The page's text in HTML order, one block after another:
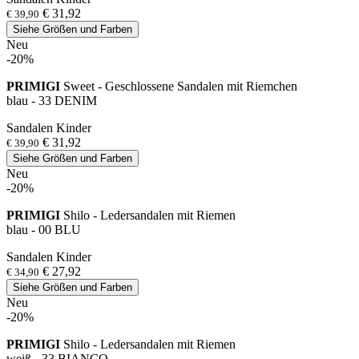
€ 39,90 € 31,92
Siehe Größen und Farben
Neu
-20%
PRIMIGI Sweet - Geschlossene Sandalen mit Riemchen
blau - 33 DENIM
Sandalen Kinder
€ 39,90 € 31,92
Siehe Größen und Farben
Neu
-20%
PRIMIGI Shilo - Ledersandalen mit Riemen
blau - 00 BLU
Sandalen Kinder
€ 34,90 € 27,92
Siehe Größen und Farben
Neu
-20%
PRIMIGI Shilo - Ledersandalen mit Riemen